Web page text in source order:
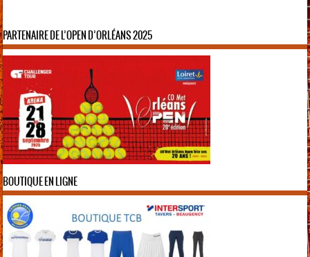
PARTENAIRE DE L’OPEN D’ORLÉANS 2025
BOUTIQUE EN LIGNE